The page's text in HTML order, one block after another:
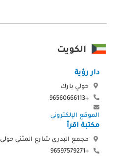
الكويت
دار رؤية
حولي بارك
+96560666113
الموقع الإلكتروني
مكتبة اقرأ
مجمع البدري شارع المثني حولي
+96597579271